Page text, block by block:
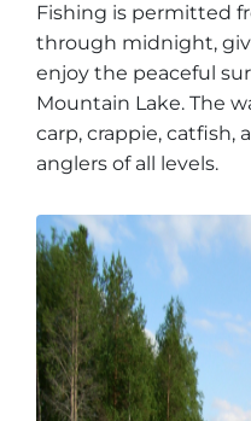
Fishing is permitted
through midnight,
enjoy the peaceful
Mountain Lake. The
carp, crappie,
anglers of all levels.